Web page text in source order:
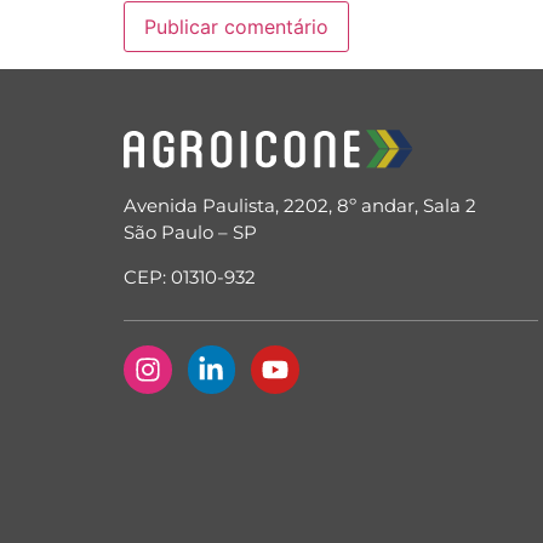
Avenida Paulista, 2202, 8º andar, Sala 2
São Paulo – SP
CEP: 01310-932